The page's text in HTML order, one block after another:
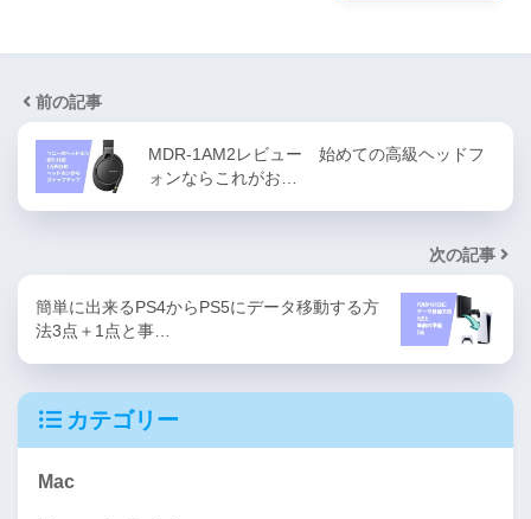
前の記事
MDR-1AM2レビュー 始めての高級ヘッドフ
ォンならこれがお…
次の記事
簡単に出来るPS4からPS5にデータ移動する方
法3点＋1点と事…
カテゴリー
Mac